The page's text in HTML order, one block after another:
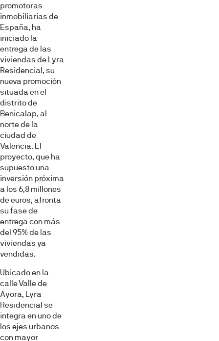
promotoras
inmobiliarias de
España, ha
iniciado la
entrega de las
viviendas de Lyra
Residencial, su
nueva promoción
situada en el
distrito de
Benicalap, al
norte de la
ciudad de
Valencia. El
proyecto, que ha
supuesto una
inversión próxima
a los 6,8 millones
de euros, afronta
su fase de
entrega con más
del 95% de las
viviendas ya
vendidas.
Ubicado en la
calle Valle de
Ayora, Lyra
Residencial se
integra en uno de
los ejes urbanos
con mayor